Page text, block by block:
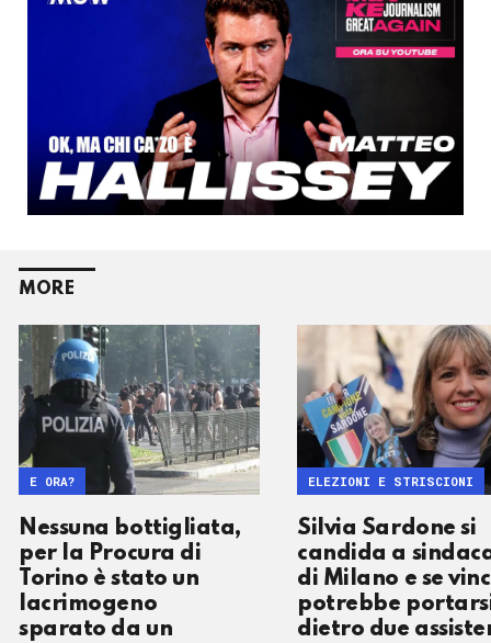
MORE
Nessuna bottigliata,
per la Procura di
Torino è stato un
lacrimogeno
sparato da un
E ORA?
Silvia Sardone si
candida a
di Milano e se
potrebbe
dietro due
ELEZIONI E STRISCIONI